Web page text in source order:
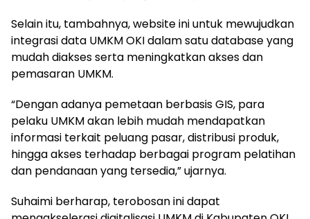
Selain itu, tambahnya, website ini untuk mewujudkan
integrasi data UMKM OKI dalam satu database yang
mudah diakses serta meningkatkan akses dan
pemasaran UMKM.
“Dengan adanya pemetaan berbasis GIS, para
pelaku UMKM akan lebih mudah mendapatkan
informasi terkait peluang pasar, distribusi produk,
hingga akses terhadap berbagai program pelatihan
dan pendanaan yang tersedia,” ujarnya.
Suhaimi berharap, terobosan ini dapat